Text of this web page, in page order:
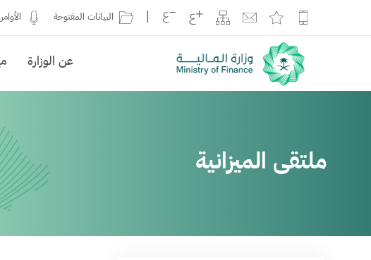
البيانات المفتوحة
عن الوزارة
ملتقى الميزانية